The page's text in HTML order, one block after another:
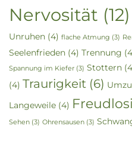
Nervosität (12)
Unruhen (4) flache Atmung (3)
Seelenfrieden (4) Trennung
Spannung im Kiefer (3) Stottern
(4) Traurigkeit (6)
Langeweile (4)
Sehen (3) Ohrensausen (3)